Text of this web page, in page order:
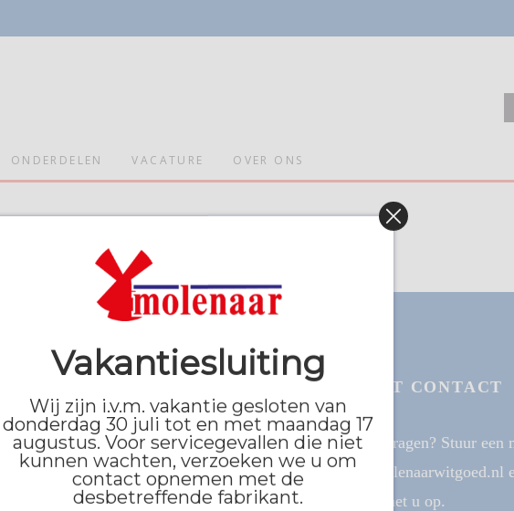
ONDERDELEN VACATURE OVER ONS
WITGOED
125
CJ Ablasserdam
10 44
DIRECT CONTACT
Heeft u vragen? Stuur een
info@molenaarwitgoed.nl
contact met u op.
Vakantiesluiting
Wij zijn i.v.m. vakantie gesloten van
donderdag 30 juli tot en met maandag 17
augustus. Voor servicegevallen die niet
kunnen wachten, verzoeken we u om
contact opnemen met de
desbetreffende fabrikant.